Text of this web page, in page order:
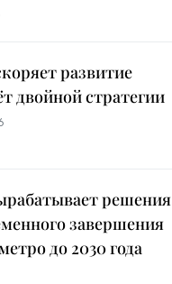
развитие
двойной стратегии
решения
завершения
до 2030 года